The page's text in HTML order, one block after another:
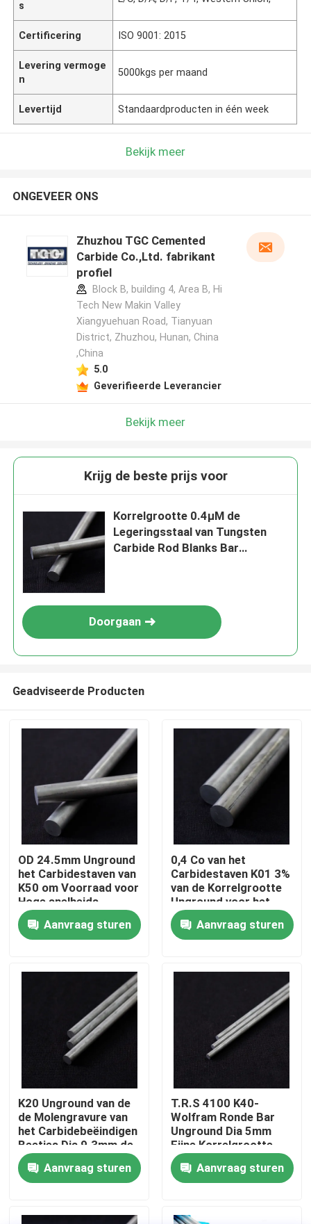
Huis
Producten
Ongeveer ons
Kwaliteitscontrole
Contacteer ons
Verzoek om een Citaat
de staaf van het wolframcarbide
Carbidestaven met Afkanting
s
Certificering ISO 9001: 2015
Levering vermoge
n
5000kgs per maand
Levertijd Standaardproducten in één week
Bekijk meer
ONGEVEER ONS
Zhuzhou TGC Cemented
Carbide Co.,Ltd. fabrikant
profiel
Block B, building 4, Area B, Hi
Tech New Makin Valley
Xiangyuehuan Road, Tianyuan
District, Zhuzhou, Hunan, China
,China
5.0
Geverifieerde Leverancier
Bekijk meer
Krijg de beste prijs voor
Korrelgrootte 0.4μM de
Legeringsstaal van Tungsten
Carbide Rod Blanks Bar
Doorgaan
Geadviseerde Producten
OD 24.5mm Unground
het Carbidestaven van
K50 om Voorraad voor
Hoge snelheids
Scherpe Hulpmiddelen
Aanvraag sturen
0,4 Co van het
Carbidestaven K01 3%
van de Korrelgrootte
Unground voor het
Houten Werken
Aanvraag sturen
K20 Unground van de
de Molengravure van
het Carbidebeëindigen
Beetjes Dia 9.3mm de
Staaf van het
Wolframstaal
Aanvraag sturen
T.R.S 4100 K40-
Wolfram Ronde Bar
Unground Dia 5mm
Fijne Korrelgrootte
Aanvraag sturen